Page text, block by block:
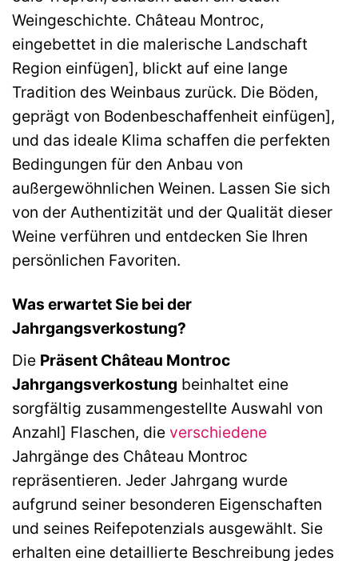
Weingeschichte. Château Montroc,
eingebettet in die malerische Landschaft
Region einfügen], blickt auf eine lange
Tradition des Weinbaus zurück. Die Böden,
geprägt von Bodenbeschaffenheit einfügen],
und das ideale Klima schaffen die perfekten
Bedingungen für den Anbau von
außergewöhnlichen Weinen. Lassen Sie sich
von der Authentizität und der Qualität dieser
Weine verführen und entdecken Sie Ihren
persönlichen Favoriten.
Was erwartet Sie bei der
Jahrgangsverkostung?
Die Präsent Château Montroc
Jahrgangsverkostung beinhaltet eine
sorgfältig zusammengestellte Auswahl von
Anzahl] Flaschen, die verschiedene
Jahrgänge des Château Montroc
repräsentieren. Jeder Jahrgang wurde
aufgrund seiner besonderen Eigenschaften
und seines Reifepotenzials ausgewählt. Sie
erhalten eine detaillierte Beschreibung jedes